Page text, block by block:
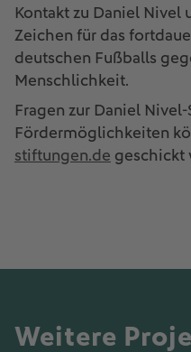
Kontakt zu Daniel Nivel
Zeichen für das
deutschen Fußballs
Menschlichkeit.
Fragen zur Daniel
Fördermöglichkeiten
stiftungen.de geschickt
Weitere